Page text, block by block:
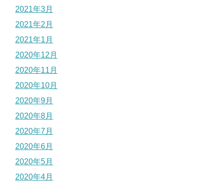
2021年3月
2021年2月
2021年1月
2020年12月
2020年11月
2020年10月
2020年9月
2020年8月
2020年7月
2020年6月
2020年5月
2020年4月